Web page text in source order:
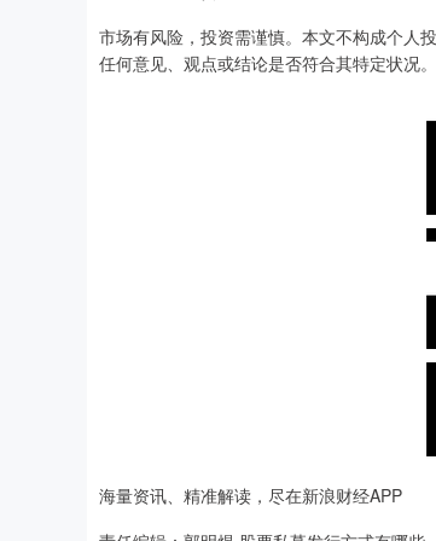
市场有风险，投资需谨慎。本文不构成个人
任何意见、观点或结论是否符合其特定状况
海量资讯、精准解读，尽在新浪财经APP